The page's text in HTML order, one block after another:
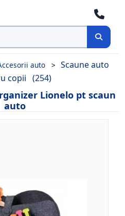
auto
Scaune auto
copii (254)
Lionelo pt scaun
auto